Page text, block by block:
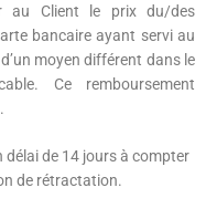
au Client le prix du/des
bancaire ayant servi au
moyen différent dans le
Ce remboursement
de 14 jours à compter
de rétractation.